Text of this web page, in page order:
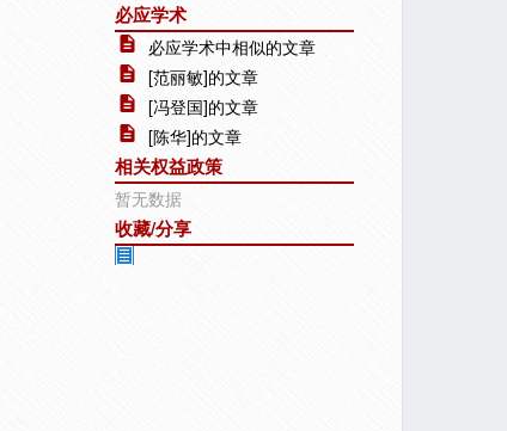
必应学术
必应学术中相似的文章
[范丽敏]的文章
[冯登国]的文章
[陈华]的文章
相关权益政策
暂无数据
收藏/分享